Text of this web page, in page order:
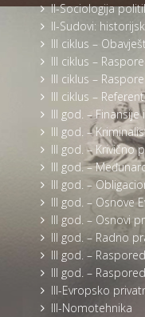
II-Sociologija
II-Sudovi:
III ciklus –
III ciklus –
III ciklus –
III ciklus –
III god. –
III god. –
III god. – Krivično
III god. –
III god. –
III god. – Osnove
III god. – Osnovi
III god. – Radno
III god. –
III god. –
III-Evropsko
III-Nomotehnika